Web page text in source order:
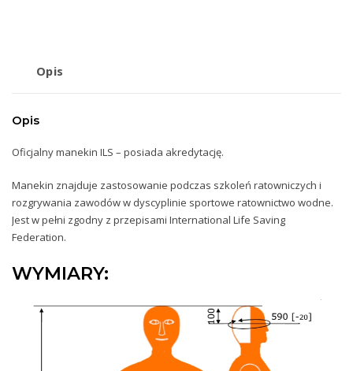
Opis
Opis
Oficjalny manekin ILS – posiada akredytację.
Manekin znajduje zastosowanie podczas szkoleń ratowniczych i
rozgrywania zawodów w dyscyplinie sportowe ratownictwo wodne.
Jest w pełni zgodny z przepisami International Life Saving
Federation.
WYMIARY: